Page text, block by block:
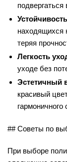
находящихся
теряя
Легкость
уходе без
Эстетичный
красивый
## Советы по
При выборе